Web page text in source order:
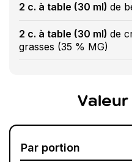
2 c. à table (30 ml) de
2 c. à table (30 ml) de
grasses (35 % MG)
Par portion